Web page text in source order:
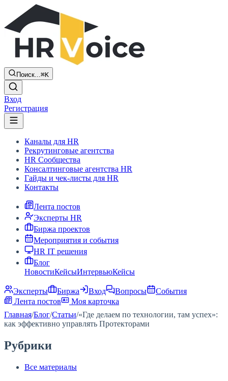
Поиск...⌘K
Вход
Регистрация
Каналы для HR
Рекрутинговые агентства
HR Сообщества
Консалтинговые агентства HR
Гайды и чек-листы для HR
Контакты
Лента постов
Эксперты HR
Биржа проектов
Мероприятия и события
HR IT решения
Блог
НовостиКейсыИнтервьюКейсы
Эксперты Биржа Вход Вопросы
События
Лента постов
Моя карточка
Главная/Блог/Статьи/«Где делаем по технологии, там успех»:
как эффективно управлять Протекторами
Рубрики
Все материалы